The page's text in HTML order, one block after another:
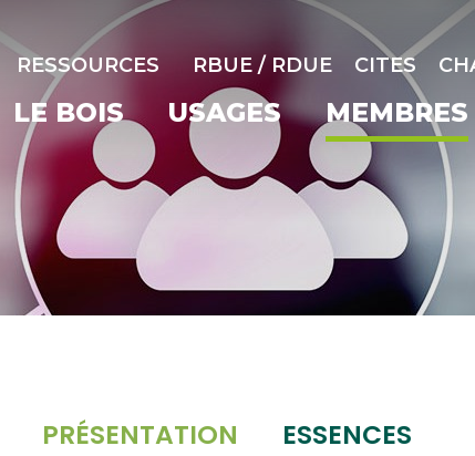
RESSOURCES RBUE / RDUE CITES
LE BOIS USAGES MEMBRES
PRÉSENTATION ESSENCES